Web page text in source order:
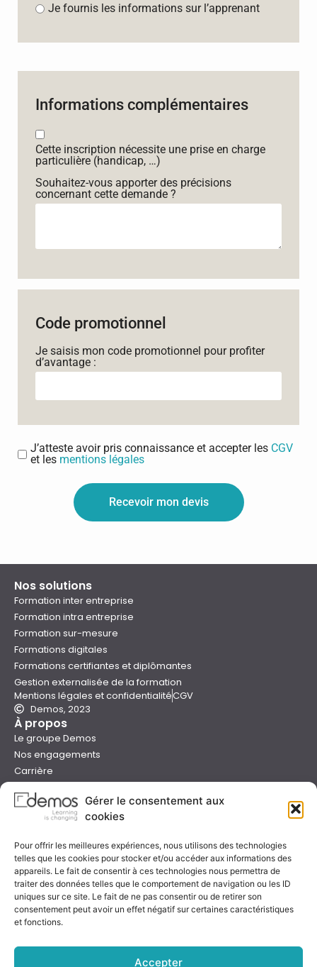
Gérer le consentement aux
cookies
Pour offrir les meilleures expériences, nous utilisons des technologies
telles que les cookies pour stocker et/ou accéder aux informations des
appareils. Le fait de consentir à ces technologies nous permettra de
traiter des données telles que le comportement de navigation ou les ID
uniques sur ce site. Le fait de ne pas consentir ou de retirer son
consentement peut avoir un effet négatif sur certaines caractéristiques
et fonctions.
Accepter
Je fournis les informations sur l’apprenant
Informations complémentaires
Cette inscription nécessite une prise en charge
particulière (handicap, …)
Souhaitez-vous apporter des précisions
concernant cette demande ?
Code promotionnel
Je saisis mon code promotionnel pour profiter
d’avantage :
J’atteste avoir pris connaissance et accepter les CGV
et les mentions légales
Recevoir mon devis
Nos solutions
Formation inter entreprise
Formation intra entreprise
Formation sur-mesure
Formations digitales
Formations certifiantes et diplômantes
Gestion externalisée de la formation
Mentions légales et confidentialitéCGV
Demos, 2023
À propos
Le groupe Demos
Nos engagements
Carrière
Presse
Catalogues
Aide
Nous contacter
Nous trouver
Préparer sa formation
Sessions garanties
Qualité & certification